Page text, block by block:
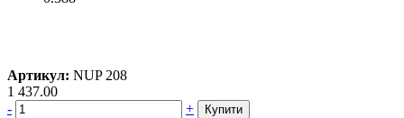
Артикул: NUP 208
1 437.00
-
+